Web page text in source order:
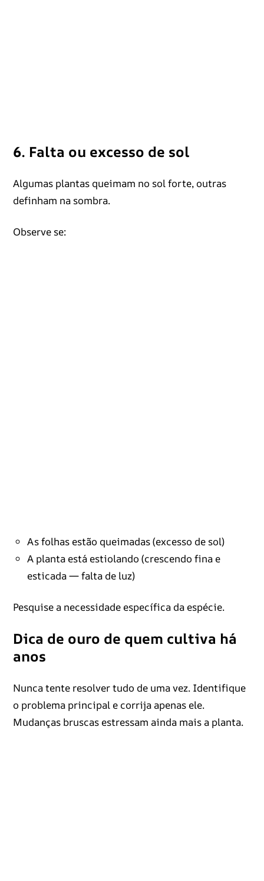
6. Falta ou excesso de sol
Algumas plantas queimam no sol forte, outras
definham na sombra.
Observe se:
As folhas estão queimadas (excesso de sol)
A planta está estiolando (crescendo fina e
esticada — falta de luz)
Pesquise a necessidade específica da espécie.
Dica de ouro de quem cultiva há
anos
Nunca tente resolver tudo de uma vez. Identifique
o problema principal e corrija apenas ele.
Mudanças bruscas estressam ainda mais a planta.